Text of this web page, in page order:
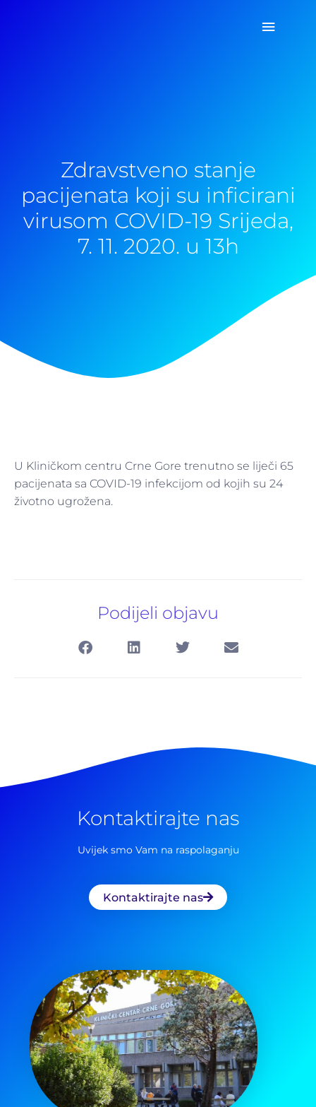
Glavni
Pretraga
za:
Zdravstveno stanje
pacijenata koji su inficirani
virusom COVID-19 Srijeda,
7. 11. 2020. u 13h
U Kliničkom centru Crne Gore trenutno se liječi 65
pacijenata sa COVID-19 infekcijom od kojih su 24
životno ugrožena.
Podijeli objavu
Kontaktirajte nas
Uvijek smo Vam na raspolaganju
Kontaktirajte nas